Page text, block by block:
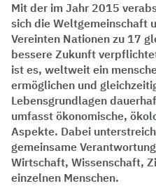
Mit der im Jahr 2015
sich die Weltgemeinschaft
Vereinten Nationen zu 17
bessere Zukunft
ist es, weltweit ein
ermöglichen und
Lebensgrundlagen
umfasst ökonomische,
Aspekte. Dabei
gemeinsame
Wirtschaft, Wissenschaft,
einzelnen Menschen.